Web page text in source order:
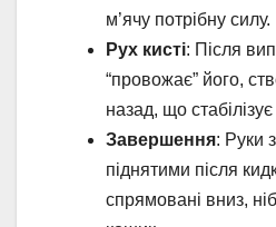
м’ячу потрібну силу.
Рух кисті: Після
“провожає” його,
назад, що стабілізує
Завершення: Руки
піднятими після
спрямовані вниз,